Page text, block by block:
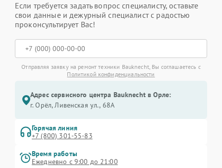
Если требуется задать вопрос специалисту, оставьте
свои данные и дежурный специалист с радостью
проконсультирует Вас!
Отправляя заявку на ремонт техники Bauknecht, Вы соглашаетесь с
Политикой конфиденциальности
Адрес сервисного центра Bauknecht в Орле:
г. Орёл, Ливенская ул., 68А
Горячая линия
+7 (800) 301-55-83
Время работы
Ежедневно с 9:00 до 21:00